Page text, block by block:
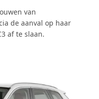
van
de aanval op haar
af te slaan.